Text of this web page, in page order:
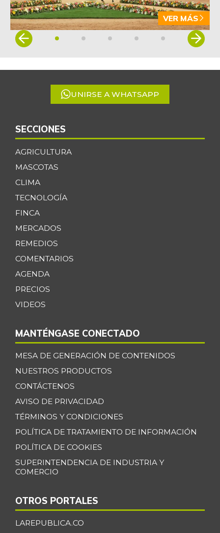
VER MÁS
Item
5
UNIRSE A WHATSAPP
SECCIONES
AGRICULTURA
MASCOTAS
CLIMA
TECNOLOGÍA
FINCA
MERCADOS
REMEDIOS
COMENTARIOS
AGENDA
PRECIOS
VIDEOS
MANTÉNGASE CONECTADO
MESA DE GENERACIÓN DE CONTENIDOS
NUESTROS PRODUCTOS
CONTÁCTENOS
AVISO DE PRIVACIDAD
TÉRMINOS Y CONDICIONES
POLÍTICA DE TRATAMIENTO DE INFORMACIÓN
POLÍTICA DE COOKIES
SUPERINTENDENCIA DE INDUSTRIA Y
COMERCIO
OTROS PORTALES
LAREPUBLICA.CO